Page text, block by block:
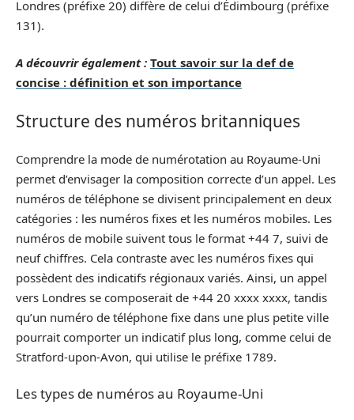
Londres (préfixe 20) diffère de celui d’Édimbourg (préfixe
131).
A découvrir également : Tout savoir sur la def de
concise : définition et son importance
Structure des numéros britanniques
Comprendre la mode de numérotation au Royaume-Uni
permet d’envisager la composition correcte d’un appel. Les
numéros de téléphone se divisent principalement en deux
catégories : les numéros fixes et les numéros mobiles. Les
numéros de mobile suivent tous le format +44 7, suivi de
neuf chiffres. Cela contraste avec les numéros fixes qui
possèdent des indicatifs régionaux variés. Ainsi, un appel
vers Londres se composerait de +44 20 xxxx xxxx, tandis
qu’un numéro de téléphone fixe dans une plus petite ville
pourrait comporter un indicatif plus long, comme celui de
Stratford-upon-Avon, qui utilise le préfixe 1789.
Les types de numéros au Royaume-Uni